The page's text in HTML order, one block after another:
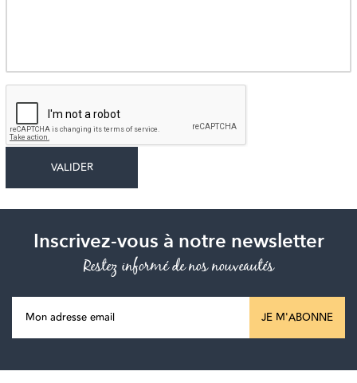
Inscrivez-vous à notre newsletter
Restez informé de nos nouveautés
JE M'ABONNE